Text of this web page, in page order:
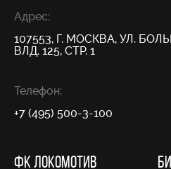
Адрес:
107553, Г. МОСКВА, УЛ.
ВЛД. 125, СТР. 1
Телефон:
+7 (495) 500-3-100
ФК ЛОКОМОТИВ